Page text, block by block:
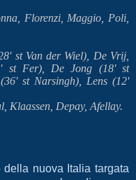
Florenzi, Maggio, Poli,
st Van der Wiel), De Vrij,
st Fer), De Jong (18' st
st Narsingh), Lens (12'
Klaassen, Depay, Afellay.
della nuova Italia targata